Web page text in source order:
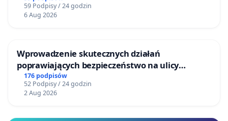
59 Podpisy / 24 godzin
6 Aug 2026
Wprowadzenie skutecznych działań
poprawiających bezpieczeństwo na ulicy
Żeromskiego w Otwocku
176 podpisów
52 Podpisy / 24 godzin
2 Aug 2026